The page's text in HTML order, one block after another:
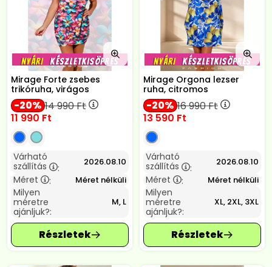
Mirage Forte zsebes
trikóruha, virágos
20 14 990Ft
11 990 Ft
Várható
szállítás
: 2026.08.10
Méret : Méret nélküli
Milyen
méretre
ajánljuk?:
M, L
Mirage Orgona lezser
ruha, citromos
20 16 990Ft
13 590 Ft
Várható
szállítás
: 2026.08.10
Méret : Méret nélküli
Milyen
méretre
ajánljuk?:
XL, 2XL, 3XL